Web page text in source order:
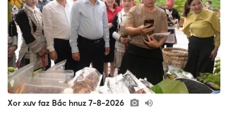
Xor xưv faz Bắc hnuz 7-8-2026